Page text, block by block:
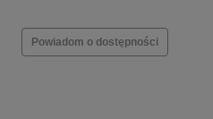
Powiadom o dostępności